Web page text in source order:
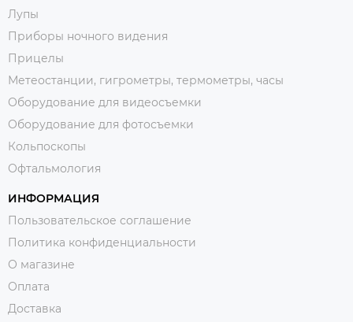
Лупы
Приборы ночного видения
Прицелы
Метеостанции, гигрометры, термометры, часы
Оборудование для видеосъемки
Оборудование для фотосъемки
Кольпоскопы
Офтальмология
ИНФОРМАЦИЯ
Пользовательское соглашение
Политика конфиденциальности
О магазине
Оплата
Доставка